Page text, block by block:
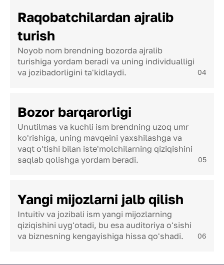
Raqobatchilardan ajralib
turish
Noyob nom brendning bozorda ajralib
turishiga yordam beradi va uning individualligi
va jozibadorligini ta'kidlaydi.
04
Bozor barqarorligi
Unutilmas va kuchli ism brendning uzoq umr
ko'rishiga, uning mavqeini yaxshilashga va
vaqt o'tishi bilan iste'molchilarning qiziqishini
saqlab qolishga yordam beradi.
05
Yangi mijozlarni jalb qilish
Intuitiv va jozibali ism yangi mijozlarning
qiziqishini uyg'otadi, bu esa auditoriya o'sishi
va biznesning kengayishiga hissa qo'shadi.
06